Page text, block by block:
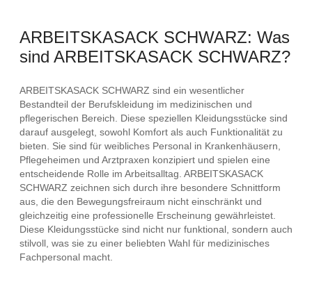
ARBEITSKASACK SCHWARZ: Was
sind ARBEITSKASACK SCHWARZ?
ARBEITSKASACK SCHWARZ sind ein wesentlicher
Bestandteil der Berufskleidung im medizinischen und
pflegerischen Bereich. Diese speziellen Kleidungsstücke sind
darauf ausgelegt, sowohl Komfort als auch Funktionalität zu
bieten. Sie sind für weibliches Personal in Krankenhäusern,
Pflegeheimen und Arztpraxen konzipiert und spielen eine
entscheidende Rolle im Arbeitsalltag. ARBEITSKASACK
SCHWARZ zeichnen sich durch ihre besondere Schnittform
aus, die den Bewegungsfreiraum nicht einschränkt und
gleichzeitig eine professionelle Erscheinung gewährleistet.
Diese Kleidungsstücke sind nicht nur funktional, sondern auch
stilvoll, was sie zu einer beliebten Wahl für medizinisches
Fachpersonal macht.